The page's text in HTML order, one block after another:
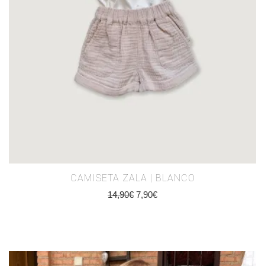
CAMISETA ZALA | BLANCO
14,90€ 7,90€